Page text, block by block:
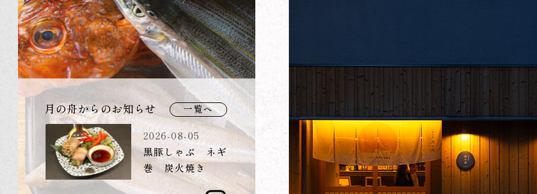
月の舟からのお知らせ
2026-08-05
黒豚しゃぶ ネギ
巻 炭火焼き
一覧へ